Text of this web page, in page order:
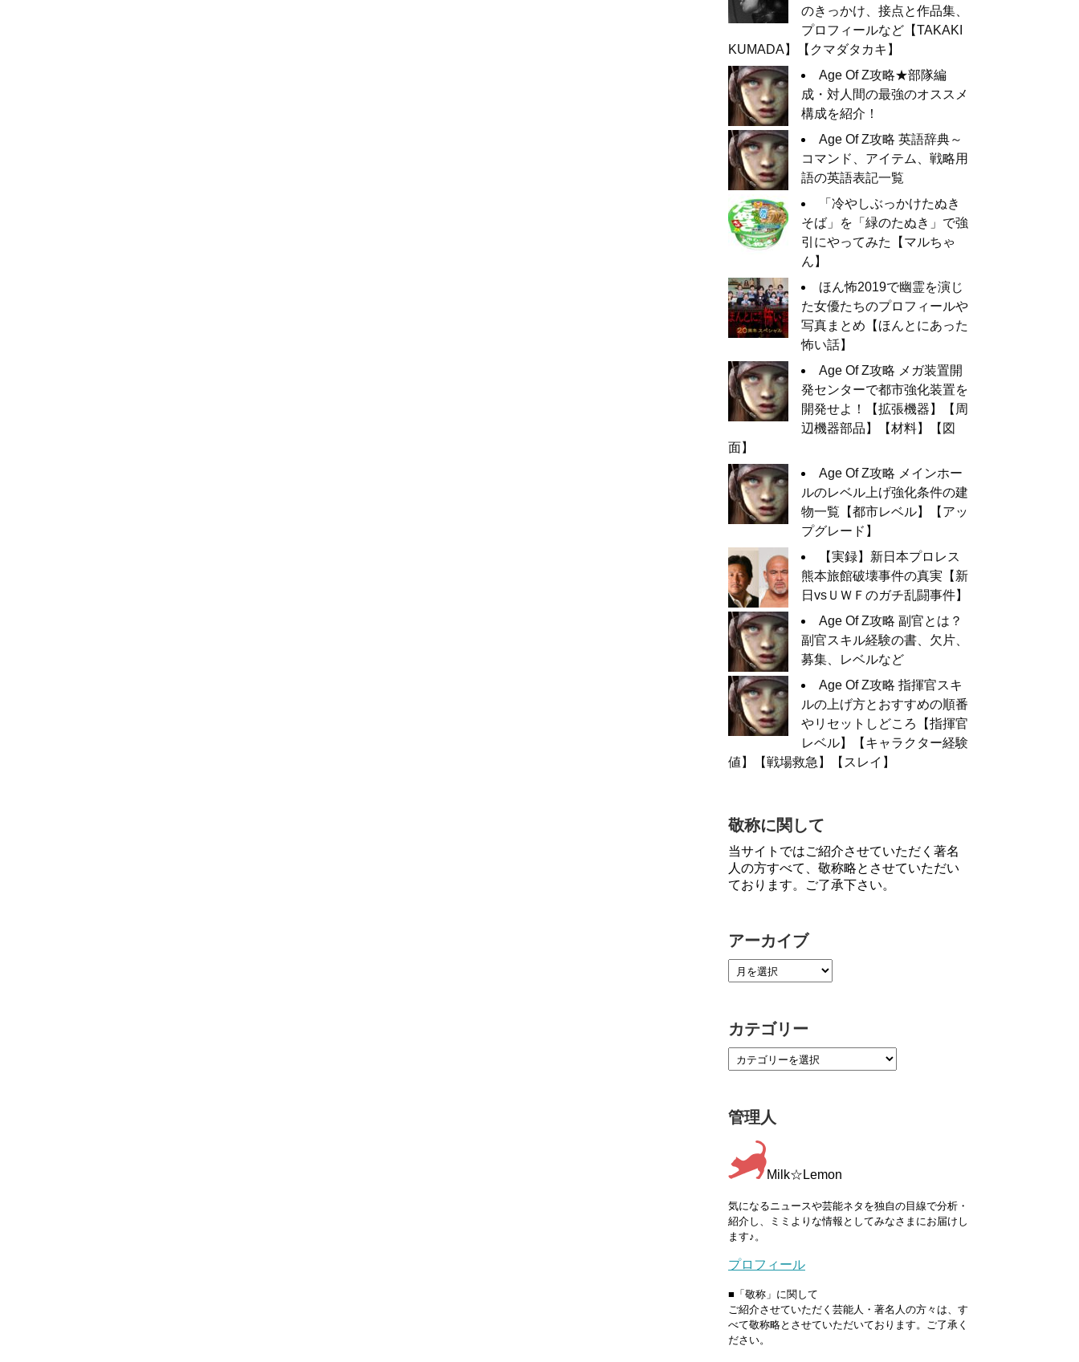
のきっかけ、接点と作品集、
プロフィールなど【TAKAKI
KUMADA】【クマダタカキ】
Age Of Z攻略★部隊編
成・対人間の最強のオススメ
構成を紹介！
Age Of Z攻略 英語辞典～
コマンド、アイテム、戦略用
語の英語表記一覧
「冷やしぶっかけたぬき
そば」を「緑のたぬき」で強
引にやってみた【マルちゃ
ん】
ほん怖2019で幽霊を演じ
た女優たちのプロフィールや
写真まとめ【ほんとにあった
怖い話】
Age Of Z攻略 メガ装置開
発センターで都市強化装置を
開発せよ！【拡張機器】【周
辺機器部品】【材料】【図
面】
Age Of Z攻略 メインホー
ルのレベル上げ強化条件の建
物一覧【都市レベル】【アッ
プグレード】
【実録】新日本プロレス
熊本旅館破壊事件の真実【新
日vsＵＷＦのガチ乱闘事件】
Age Of Z攻略 副官とは？
副官スキル経験の書、欠片、
募集、レベルなど
Age Of Z攻略 指揮官スキ
ルの上げ方とおすすめの順番
やリセットしどころ【指揮官
レベル】【キャラクター経験
値】【戦場救急】【スレイ】
敬称に関して
当サイトではご紹介させていただく著名
人の方すべて、敬称略とさせていただい
ております。ご了承下さい。
アーカイブ
カテゴリー
管理人
Milk☆Lemon
気になるニュースや芸能ネタを独自の目線で分析・
紹介し、ミミよりな情報としてみなさまにお届けし
ます♪。
プロフィール
■「敬称」に関して
ご紹介させていただく芸能人・著名人の方々は、す
べて敬称略とさせていただいております。ご了承く
ださい。